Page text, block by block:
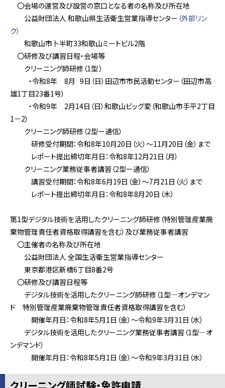
〇会場の運営及び設営の窓口となる者の名称及び所在地
公益財団法人 和歌山県生活衛生営業指導センター （外部リン
ク）
和歌山市卜半町33和歌山ミートビル2階
〇研修及び講習日程・会場等
クリーニング師研修（1型 ）
・令和8年 8月 9日（日）田辺市市民活動センター（田辺市高
雄1丁目23番1号）
・令和9年 2月14日（日）和歌山ビッグ愛（和歌山市手平2丁目
1－2）
クリーニング師研修（2型ー通信）
研修受付期間：令和8年10月20日（火）～11月20日（金）まで
レポート提出締切年月日：令和8年12月21日（月）
クリーニング業務従事者講習（2型ー通信）
講習受付期間：令和8年6月19日（金）～7月21日（火）まで
レポート提出締切年月日：令和8年8月20日（木）
第1型デジタル技術を活用したクリーニング師研修（特別管理産業廃
棄物管理責任者資格取得講習を含む）及び業務従事者講習
〇主催者の名称及び所在地
公益財団法人 全国生活衛生営業指導センター
東京都港区新橋6丁目8番2号
〇研修及び講習日程等
デジタル技術を活用したクリーニング師研修（1型―オンデマン
ド 特別管理産業廃棄物管理責任者資格取得講習を含む）
開催年月日：令和8年5月1日（金）～令和9年3月31日（水）
デジタル技術を活用したクリーニング業務従事者講習（1型―オ
ンデマンド）
開催年月日：令和8年5月1日（金）～令和9年3月31日（水）